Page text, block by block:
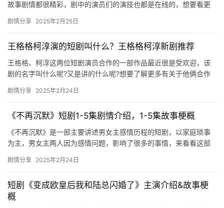
故事剧情都很精彩，剧中的演员们的演技也都是在线的，想要看更
小…
剧情分享 2025年2月25日
王格格柯淳演的短剧叫什么？王格格柯淳新剧推荐
王格格、柯淳这两位短剧演员合作的一部作品最近很是受欢迎，该
剧的名字叫什么呢?又是讲的什么呢?想要了解更多有关于他俩合作
剧情分享 2025年2月24日
《不再沉默》短剧1-5集剧情介绍，1-5集故事梗概
《不再沉默》是一部主要讲述男女主感情历程的短剧，以家庭琐事
为主，男女主两人因为感情问题，影响了很多的事情，来看看这部
的…
剧情分享 2025年2月24日
短剧《变成欧皇后我和陆总闪婚了》主演介绍&故事梗
概